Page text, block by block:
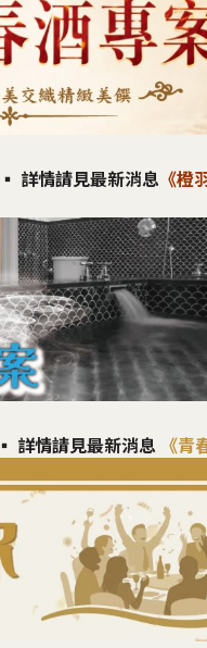
的樂趣，也能同時領會
▪︎ 詳情請見最新消息 《橙
詳情請見最新消息 《青